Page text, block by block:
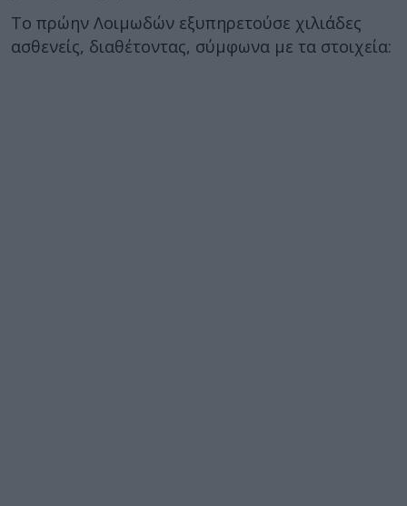
Το πρώην Λοιμωδών εξυπηρετούσε χιλιάδες
ασθενείς, διαθέτοντας, σύμφωνα με τα στοιχεία: